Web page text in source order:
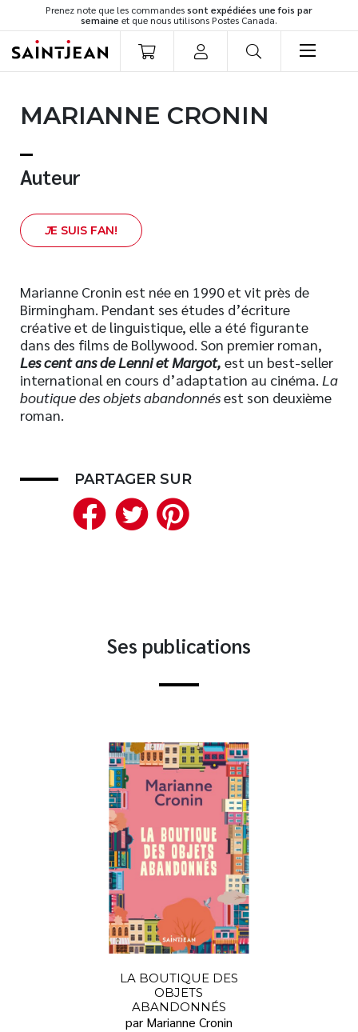
Prenez note que les commandessont expédiées une fois par
semaine et que nous utilisons Postes Canada.
Romans
Développement personnel
Spiritualité
Famille
Témoignages
Vie pratique
Finances
Nouveautés
Numérique
Page vedette
AUTEURS
MARIANNE CRONIN
Auteur
JE SUIS FAN!
Marianne Cronin est née en 1990 et vit près de
Birmingham. Pendant ses études d’écriture
créative et de linguistique, elle a été figurante
dans des films de Bollywood. Son premier roman,
Les cent ans de Lenni et Margot, est un best-seller
international en cours d’adaptation au cinéma. La
boutique des objets abandonnésest son deuxième
roman.
PARTAGER SUR
Facebook
Twitter
Ses publications
LA BOUTIQUE DES
OBJETS
ABANDONNÉS
par Marianne Cronin